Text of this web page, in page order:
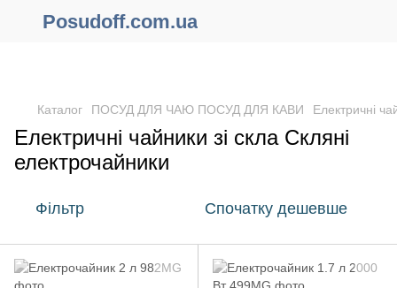
Posudoff.com.ua
Каталог ПОСУД ДЛЯ ЧАЮ ПОСУД ДЛЯ КАВИ Електричні
Електричні чайники зі скла Скляні
електрочайники
Фільтр Спочатку дешевше